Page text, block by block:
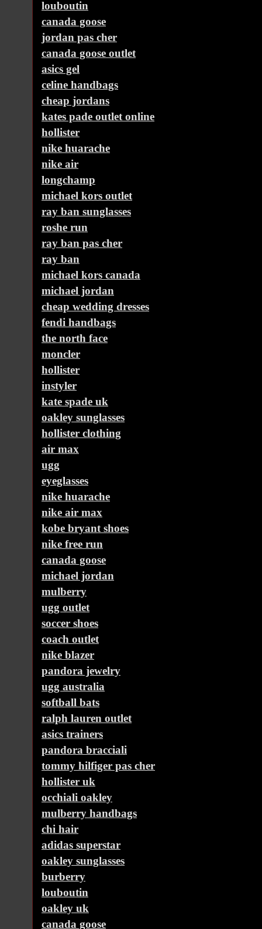
louboutin
canada goose
jordan pas cher
canada goose outlet
asics gel
celine handbags
cheap jordans
kates pade outlet online
hollister
nike huarache
nike air
longchamp
michael kors outlet
ray ban sunglasses
roshe run
ray ban pas cher
ray ban
michael kors canada
michael jordan
cheap wedding dresses
fendi handbags
the north face
moncler
hollister
instyler
kate spade uk
oakley sunglasses
hollister clothing
air max
ugg
eyeglasses
nike huarache
nike air max
kobe bryant shoes
nike free run
canada goose
michael jordan
mulberry
ugg outlet
soccer shoes
coach outlet
nike blazer
pandora jewelry
ugg australia
softball bats
ralph lauren outlet
asics trainers
pandora bracciali
tommy hilfiger pas cher
hollister uk
occhiali oakley
mulberry handbags
chi hair
adidas superstar
oakley sunglasses
burberry
louboutin
oakley uk
canada goose